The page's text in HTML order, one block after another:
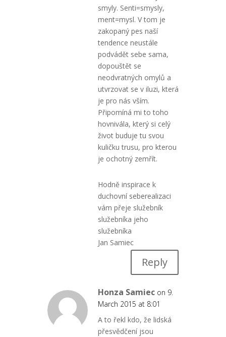
smyly. Senti=smysly,
ment=mysl. V tom je
zakopaný pes naší
tendence neustále
podvádět sebe sama,
dopouštět se
neodvratných omylů a
utvrzovat se v iluzi, která
je pro nás vším.
Připomíná mi to toho
hovnivála, který si celý
život buduje tu svou
kuličku trusu, pro kterou
je ochotný zemřít.
Hodně inspirace k
duchovní seberealizaci
vám přeje služebník
služebníka jeho
služebníka
Jan Samiec
Reply
Honza Samiec on 9.
March 2015 at 8:01
A to řekl kdo, že lidská
přesvědčení jsou